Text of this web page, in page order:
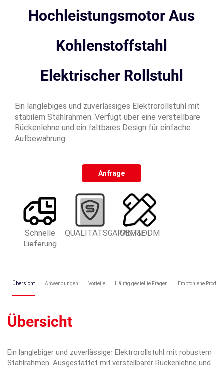
Hochleistungsmotor Aus
Kohlenstoffstahl
Elektrischer Rollstuhl
Ein langlebiges und zuverlässiges Elektrorollstuhl mit
stabilem Stahlrahmen. Verfügt über eine verstellbare
Rückenlehne und ein faltbares Design für einfache
Aufbewahrung.
Anfrage
Schnelle
Lieferung
QUALITÄTSGARANTIE
OEM&ODM
Übersicht Anwendungen Vorteile Häufig gestellte Fragen Empfohlene
Übersicht
Ein langlebiger und zuverlässiger Elektrorollstuhl mit robustem
Stahlrahmen. Ausgestattet mit verstellbarer Rückenlehne und